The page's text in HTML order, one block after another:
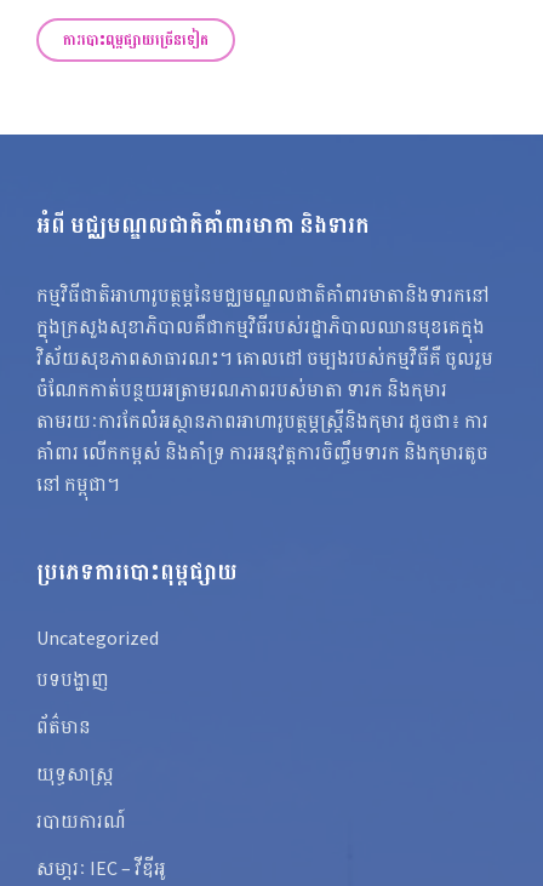
ការបោះពុម្ពផ្សាយច្រើនទៀត
អំពី មជ្ឈមណ្ឌលជាតិគាំពារមាតា និងទារក
កម្មវិធីជាតិអាហារូបត្ថម្ភនៃមជ្ឈមណ្ឌលជាតិគាំពារមាតានិងទារកនៅ
ក្នុងក្រសួងសុខាភិបាលគឺជាកម្មវិធីរបស់រដ្ឋាភិបាលឈានមុខគេក្នុង
វិស័យសុខភាពសាធារណះ។ គោលដៅ ចម្បងរបស់កម្មវិធីគឺ ចូលរួម
ចំណែកកាត់បន្ថយអត្រាមរណភាពរបស់មាតា ទារក និងកុមារ
តាមរយៈការកែលំអស្ថានភាពអាហារូបត្ថម្ភស្ត្រីនិងកុមារ ដូចជា៖ ការ
គាំពារ លើកកម្ពស់ និងគាំទ្រ ការអនុវត្តការចិញ្ចឹមទារក និងកុមារតូច
នៅ កម្ពុជា។
ប្រភេទការបោះពុម្ពផ្សាយ
Uncategorized
បទបង្ហាញ
ព័ត៌មាន
យុទ្ធសាស្ត្រ
របាយការណ៍
សមា្ភរៈ IEC – វីឌីអូ